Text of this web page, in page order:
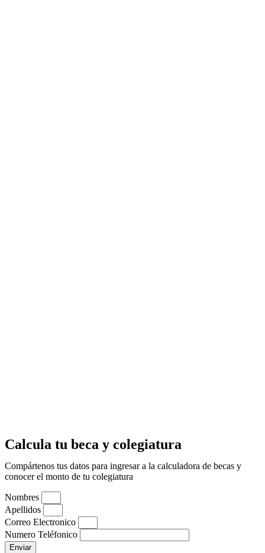
Calcula tu beca y colegiatura
Compártenos tus datos para ingresar a la calculadora de becas y
conocer el monto de tu colegiatura
Nombres
Apellidos
Correo Electronico
Numero Teléfonico
Enviar